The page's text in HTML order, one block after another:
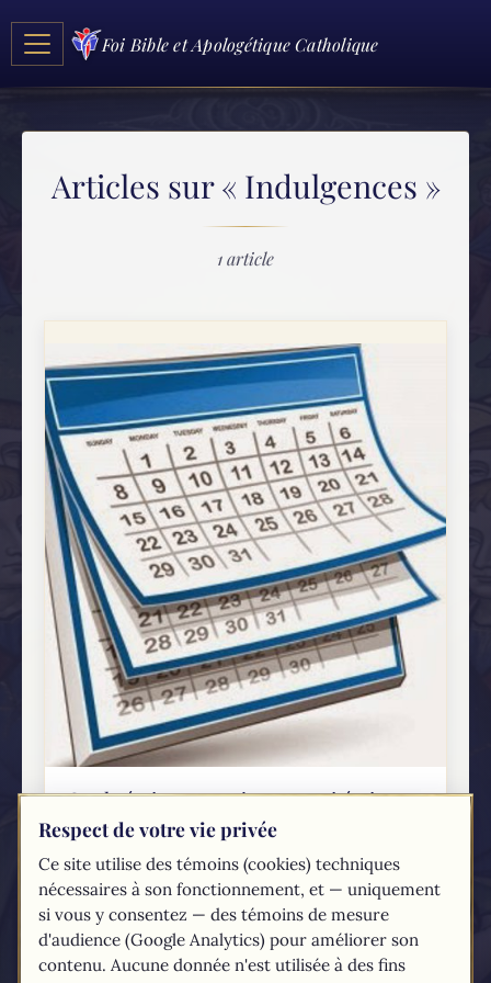
Foi Bible et Apologétique Catholique
Articles sur « Indulgences »
1 article
Quels étaient ces « jours » qui étaient
attachés à des indulgences ?
23 MARS 2014
Si vous vous renseignez au sujet d’indulgences
plus anciennes (comme par exemple celles que
l'on trouve sur les images saintes d'avant les
années 1960), vous verrez qu’ils contiennent
souvent une référence à un certain nombre de
Respect de votre vie privée
Ce site utilise des témoins (cookies) techniques
nécessaires à son fonctionnement, et — uniquement
si vous y consentez — des témoins de mesure
d'audience (Google Analytics) pour améliorer son
contenu. Aucune donnée n'est utilisée à des fins